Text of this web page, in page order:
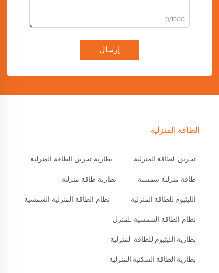
0/1000
إرسال
الطاقة المنزلية
تخزين الطاقة المنزلية بطارية تخزين الطاقة المنزلية
طاقة منزلية شمسية بطارية طاقة منزلية
الليثيوم للطاقة المنزلية نظام الطاقة المنزلية الشمسية
نظام الطاقة الشمسية للمنزل
بطارية الليثيوم للطاقة المنزلية
بطارية الطاقة السكنية المنزلية